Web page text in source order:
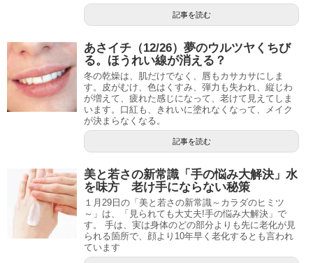
記事を読む
あさイチ（12/26）夢のウルツヤくちび
る。ほうれい線が消える？
冬の乾燥は、肌だけでなく、唇もカサカサにしま
す。皮がむけ、色はくすみ、弾力も失われ、縦じわ
が増えて、疲れた感じになって、老けて見えてしま
います。口紅も、きれいに塗れなくなって、メイク
が決まらなくなる。
記事を読む
美と若さの新常識「手の悩み大解決」水
を味方 老け手にならない秘策
１月29日の「美と若さの新常識～カラダのヒミツ
～」は、「見られても大丈夫!手の悩み大解決」で
す。 手は、実は身体のどの部分よりも先に老化が見
られる箇所で、顔より10年早く老化するとも言われ
ています